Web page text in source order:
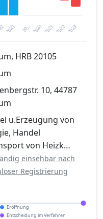
2023 20… 2021 2023
2020 2022
kostenloser
HRB 20105
10, 44787
u.Erzeugung von
Handel
von Heizk…
einsehbar nach
Registrierung
Eröffnung
Entscheidung im Verfahren